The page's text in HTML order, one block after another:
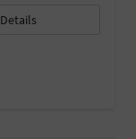
Details